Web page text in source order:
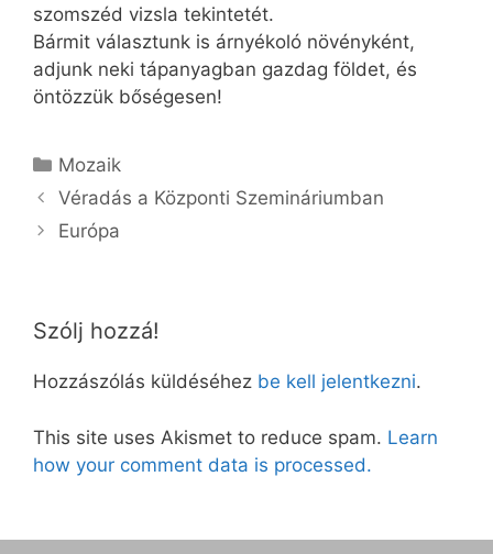
szomszéd vizsla tekintetét.
Bármit választunk is árnyékoló növényként,
adjunk neki tápanyagban gazdag földet, és
öntözzük bőségesen!
Kategória
Mozaik
Véradás a Központi Szemináriumban
Európa
Szólj hozzá!
Hozzászólás küldéséhez be kell jelentkezni.
This site uses Akismet to reduce spam. Learn
how your comment data is processed.